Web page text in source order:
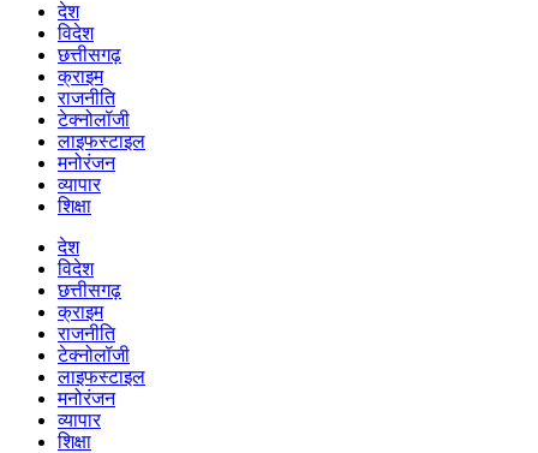
देश
विदेश
छत्तीसगढ़
क्राइम
राजनीति
टेक्नोलॉजी
लाइफस्टाइल
मनोरंजन
व्यापार
शिक्षा
देश
विदेश
छत्तीसगढ़
क्राइम
राजनीति
टेक्नोलॉजी
लाइफस्टाइल
मनोरंजन
व्यापार
शिक्षा